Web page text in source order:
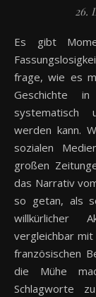
26.
Es gibt Momente, in denen ich mit einer tiefen
frage, wie es
Geschichte
systematisch
werden kann.
sozialen
großen
das Narrativ
so getan, als
willkürlicher
vergleichbar
französischen
die Mühe
Schlagworte